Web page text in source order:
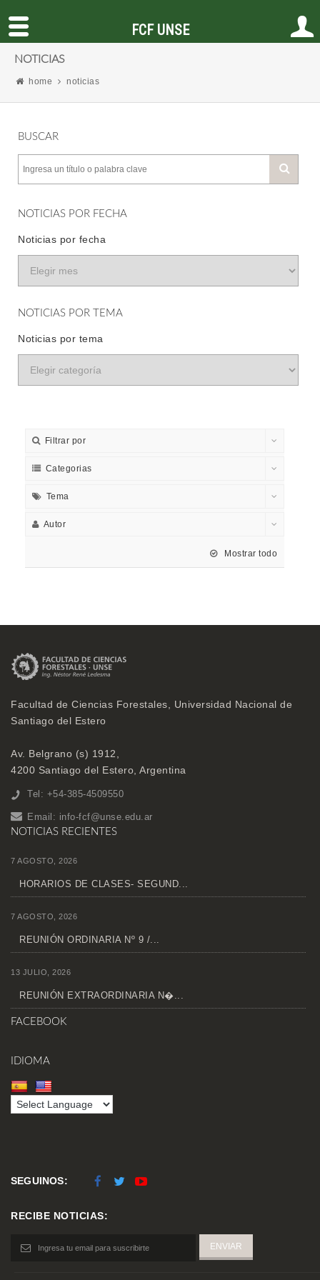
NOTICIAS
home noticias
BUSCAR
NOTICIAS POR FECHA
Noticias por fecha
NOTICIAS POR TEMA
Noticias por tema
Filtrar por
Categorias
Tema
Autor
Mostrar todo
Facultad de Ciencias Forestales, Universidad Nacional de
Santiago del Estero
Av. Belgrano (s) 1912,
4200 Santiago del Estero, Argentina
Tel: +54-385-4509550
Email: info-fcf@unse.edu.ar
NOTICIAS RECIENTES
7 AGOSTO, 2026
HORARIOS DE CLASES- SEGUND...
7 AGOSTO, 2026
REUNIÓN ORDINARIA Nº 9 /...
13 JULIO, 2026
REUNIÓN EXTRAORDINARIA N�...
FACEBOOK
IDIOMA
SEGUINOS:
RECIBE NOTICIAS:
FCF UNSE